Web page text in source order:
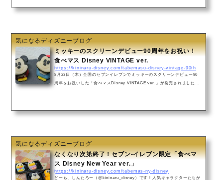
プーさんとピグレットが1個ずつ入った2個セットで登場しました！プーさ
気になるディズニーブログ
ミッキーのスクリーンデビュー90周年をお祝い！
食べマス Disney VINTAGE ver.
https://kininaru-disney.com/tabemasu-disney-vintage-90th
8月23日（木）全国のセブンイレブンでミッキーのスクリーンデビュー90
周年をお祝いした「食べマスDisney VINTAGE ver.」が発売されました！
トロな衣装が可愛い和菓子です♪練り切りとは？練り切りは餡、砂糖、餅粉
気になるディズニーブログ
なくなり次第終了！セブン-イレブン限定「食べマ
ス Disney New Year ver.」
https://kininaru-disney.com/tabemas-ny-disney
どーも、しんたろー（@kininaru_disney）です！人気キャラクターたちが